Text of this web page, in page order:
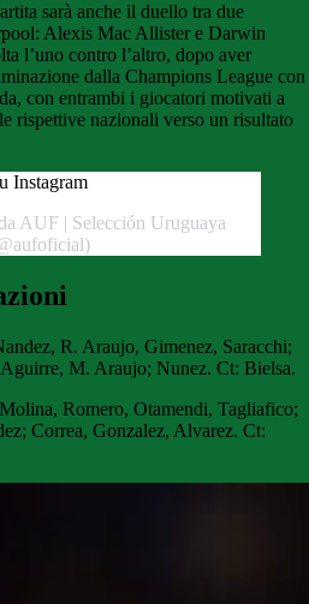
sarà anche il duello tra due
Alexis Mac Allister e Darwin
l’uno contro l’altro, dopo aver
dalla Champions League con
con entrambi i giocatori motivati a
rispettive nazionali verso un risultato
Instagram
AUF | Selección Uruguaya
R. Araujo, Gimenez, Saracchi;
M. Araujo; Nunez. Ct: Bielsa.
Romero, Otamendi, Tagliafico;
Correa, Gonzalez, Alvarez. Ct: